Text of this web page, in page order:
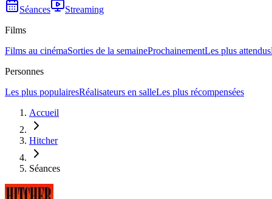
Séances
Streaming
Films
Films au cinémaSorties de la semaineProchainementLes plus attendus
Personnes
Les plus populairesRéalisateurs en salleLes plus récompensées
Accueil
Hitcher
Séances